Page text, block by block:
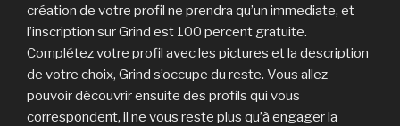
création de votre profil ne prendra qu’un immediate, et
l’inscription sur Grind est 100 percent gratuite.
Complétez votre profil avec les pictures et la description
de votre choix, Grind s’occupe du reste. Vous allez
pouvoir découvrir ensuite des profils qui vous
correspondent, il ne vous reste plus qu’à engager la